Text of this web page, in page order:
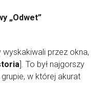
„Odwet”
wyskakiwali przez okna,
]. To był najgorszy
w której akurat